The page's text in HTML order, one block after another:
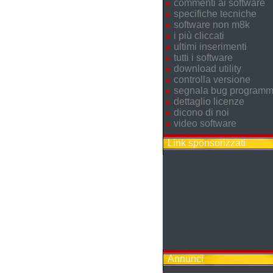
commenti ai software
specifiche tecniche
software non m8k
i più cliccati
ultimi inserimenti
tutti i software
download utility
controlla versione
segnala bug
dettaglio licenze
dicono di noi
video software
Link sponsorizzati
Annunci